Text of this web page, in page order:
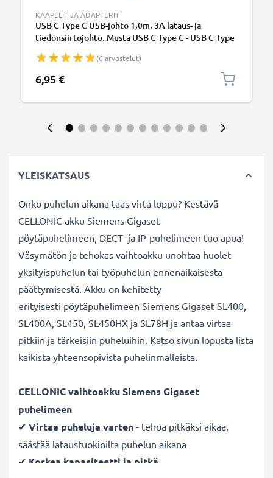
KAAPELIT JA ADAPTERIT
USB C Type C USB-johto 1,0m, 3A lataus- ja
tiedonsiirtojohto. Musta USB C Type C - USB C Type
(6 arvostelut)
6,95 €
YLEISKATSAUS
Onko puhelun aikana taas virta loppu? Kestävä
CELLONIC akku Siemens Gigaset
pöytäpuhelimeen, DECT- ja IP-puhelimeen tuo apua!
Väsymätön ja tehokas vaihtoakku unohtaa huolet
yksityispuhelun tai työpuhelun ennenaikaisesta
päättymisestä. Akku on kehitetty
erityisesti pöytäpuhelimeen Siemens Gigaset SL400,
SL400A, SL450, SL450HX ja SL78H ja antaa virtaa
pitkiin ja tärkeisiin puheluihin. Katso sivun lopusta lista
kaikista yhteensopivista puhelinmalleista.
CELLONIC vaihtoakku Siemens Gigaset
puhelimeen
✔ Virtaa puheluja varten - tehoa pitkäksi aikaa,
säästää lataustuokioilta puhelun aikana
✔ Korkea kapasiteetti ja pitkä